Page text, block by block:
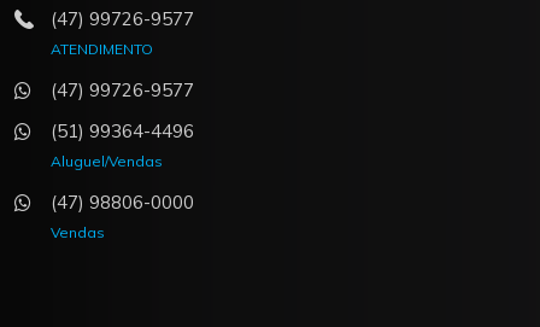
(47) 99726-9577
ATENDIMENTO
(47) 99726-9577
(51) 99364-4496
Aluguel/Vendas
(47) 98806-0000
Vendas